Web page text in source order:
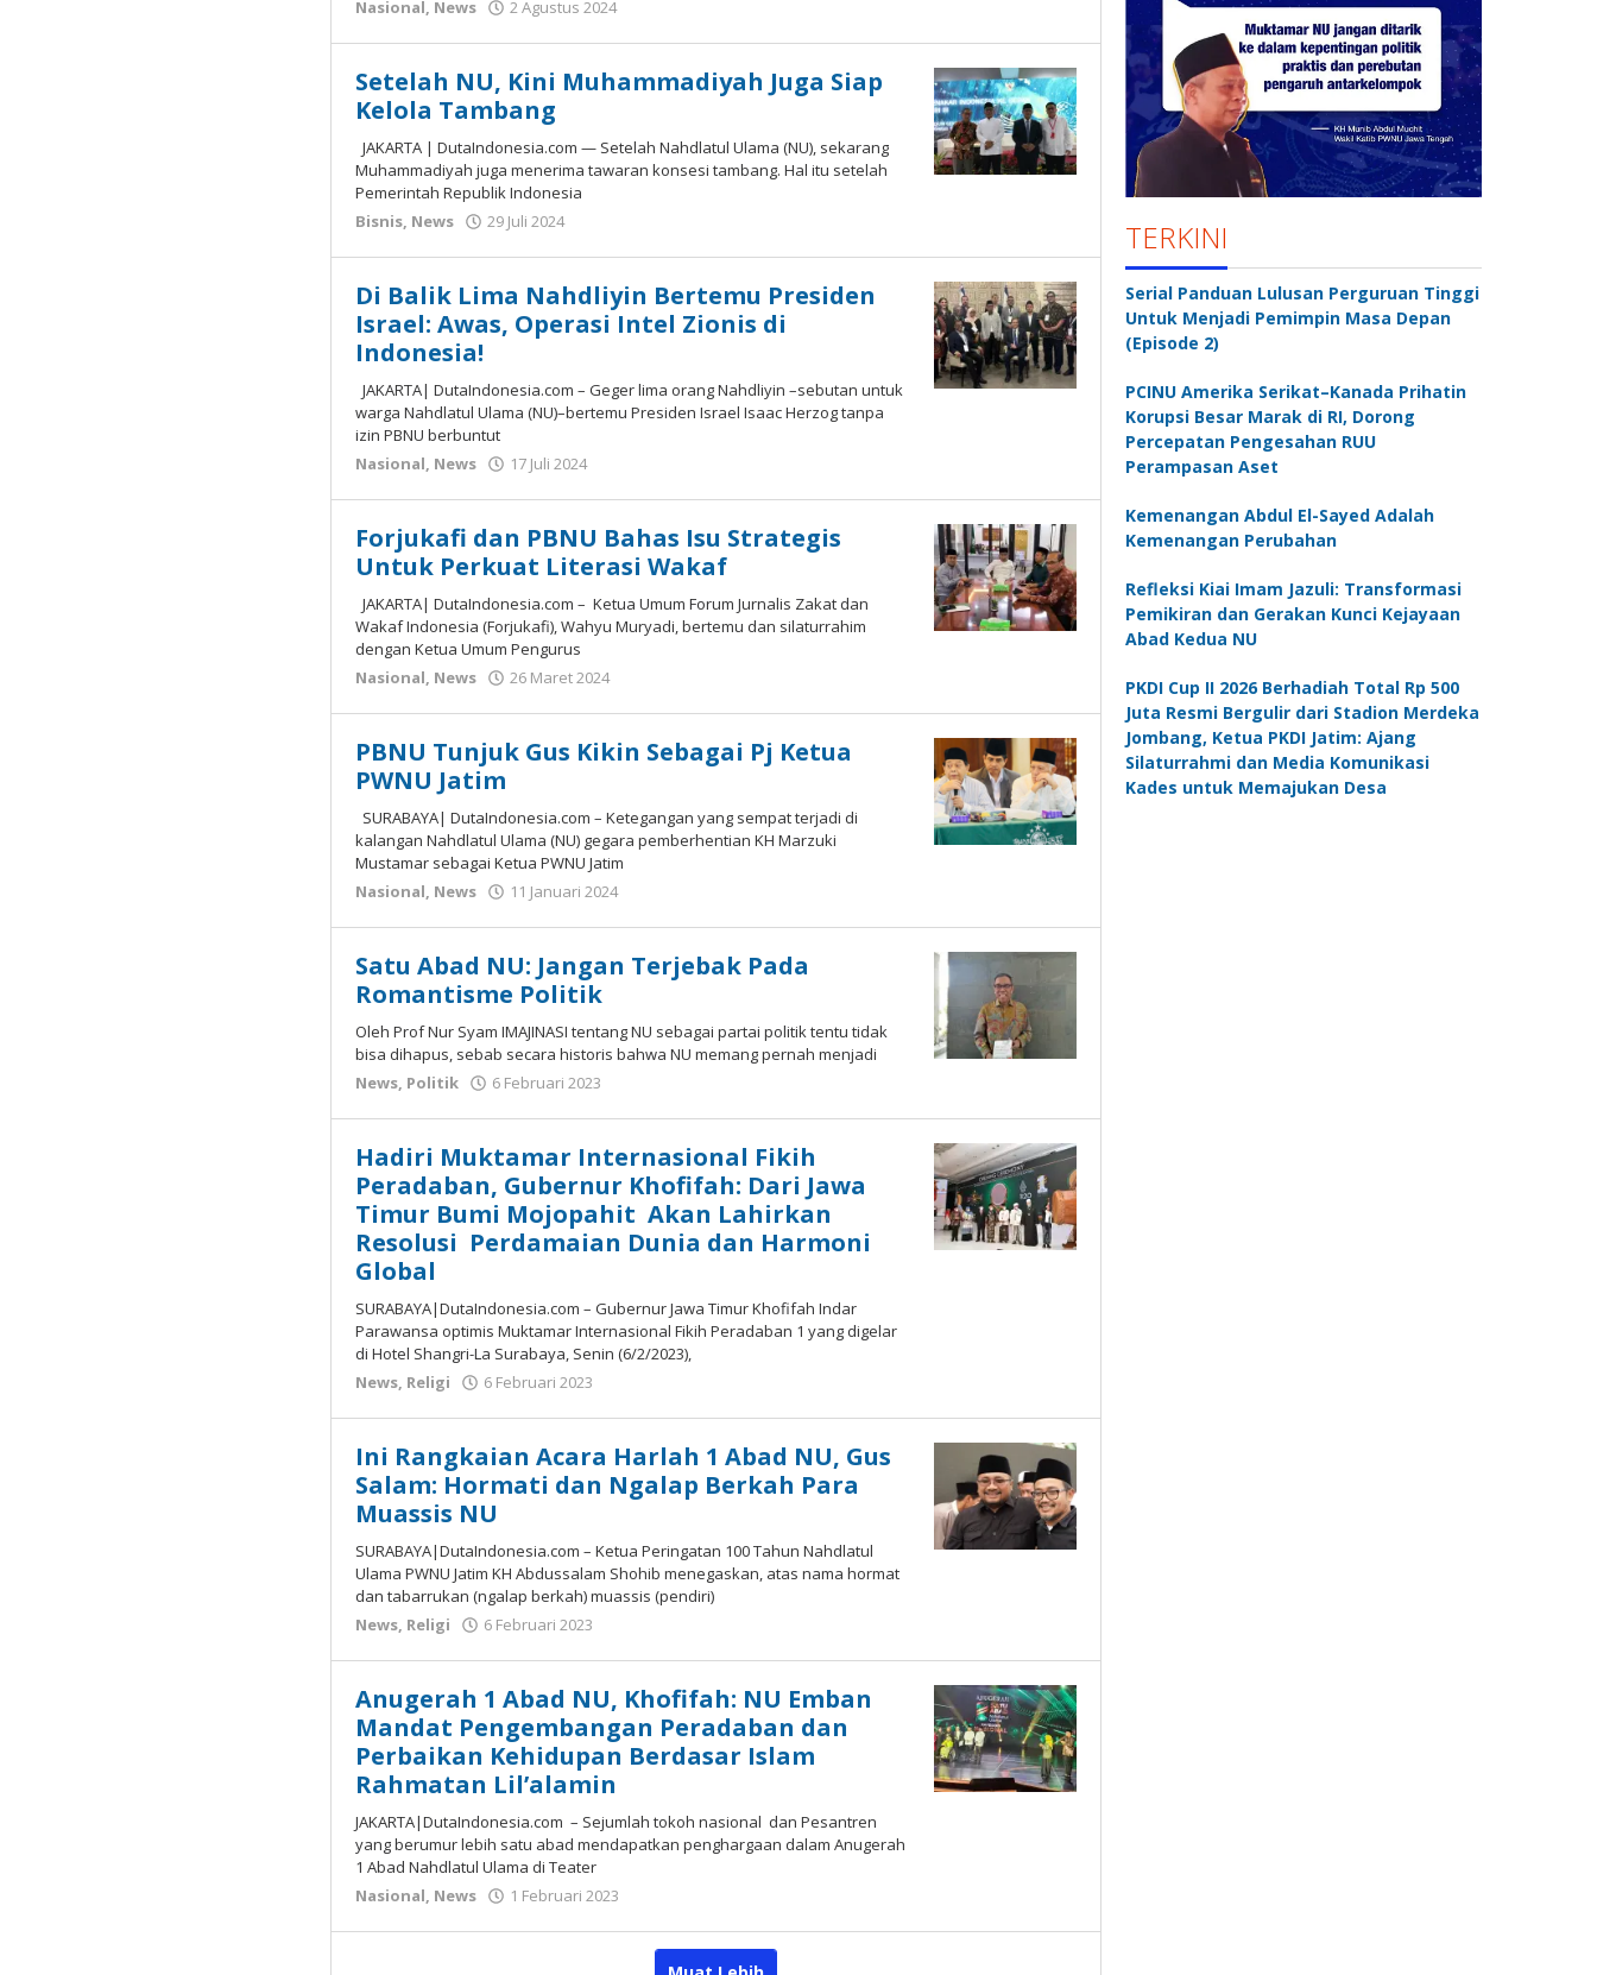
Nasional, News 2 Agustus 2024
Susanto
Setelah NU, Kini Muhammadiyah Juga Siap
Kelola Tambang
JAKARTA | DutaIndonesia.com — Setelah Nahdlatul Ulama (NU), sekarang
Muhammadiyah juga menerima tawaran konsesi tambang. Hal itu setelah
Pemerintah Republik Indonesia
Bisnis, News 29 Juli 2024
Susanto
Di Balik Lima Nahdliyin Bertemu Presiden
Israel: Awas, Operasi Intel Zionis di
Indonesia!
JAKARTA| DutaIndonesia.com – Geger lima orang Nahdliyin –sebutan untuk
warga Nahdlatul Ulama (NU)–bertemu Presiden Israel Isaac Herzog tanpa
izin PBNU berbuntut
Nasional, News 17 Juli 2024
Susanto
Forjukafi dan PBNU Bahas Isu Strategis
Untuk Perkuat Literasi Wakaf
JAKARTA| DutaIndonesia.com – Ketua Umum Forum Jurnalis Zakat dan
Wakaf Indonesia (Forjukafi), Wahyu Muryadi, bertemu dan silaturrahim
dengan Ketua Umum Pengurus
Nasional, News 26 Maret 2024
Susanto
PBNU Tunjuk Gus Kikin Sebagai Pj Ketua
PWNU Jatim
SURABAYA| DutaIndonesia.com – Ketegangan yang sempat terjadi di
kalangan Nahdlatul Ulama (NU) gegara pemberhentian KH Marzuki
Mustamar sebagai Ketua PWNU Jatim
Nasional, News 11 Januari 2024
Susanto
Satu Abad NU: Jangan Terjebak Pada
Romantisme Politik
Oleh Prof Nur Syam IMAJINASI tentang NU sebagai partai politik tentu tidak
bisa dihapus, sebab secara historis bahwa NU memang pernah menjadi
News, Politik 6 Februari 2023
Susanto
Hadiri Muktamar Internasional Fikih
Peradaban, Gubernur Khofifah: Dari Jawa
Timur Bumi Mojopahit Akan Lahirkan
Resolusi Perdamaian Dunia dan Harmoni
Global
SURABAYA|DutaIndonesia.com – Gubernur Jawa Timur Khofifah Indar
Parawansa optimis Muktamar Internasional Fikih Peradaban 1 yang digelar
di Hotel Shangri-La Surabaya, Senin (6/2/2023),
News, Religi 6 Februari 2023
Niswah
Ini Rangkaian Acara Harlah 1 Abad NU, Gus
Salam: Hormati dan Ngalap Berkah Para
Muassis NU
SURABAYA|DutaIndonesia.com – Ketua Peringatan 100 Tahun Nahdlatul
Ulama PWNU Jatim KH Abdussalam Shohib menegaskan, atas nama hormat
dan tabarrukan (ngalap berkah) muassis (pendiri)
News, Religi 6 Februari 2023
Niswah
Anugerah 1 Abad NU, Khofifah: NU Emban
Mandat Pengembangan Peradaban dan
Perbaikan Kehidupan Berdasar Islam
Rahmatan Lil’alamin
JAKARTA|DutaIndonesia.com – Sejumlah tokoh nasional dan Pesantren
yang berumur lebih satu abad mendapatkan penghargaan dalam Anugerah
1 Abad Nahdlatul Ulama di Teater
Nasional, News 1 Februari 2023
Susanto
TERKINI
Serial Panduan Lulusan Perguruan Tinggi
Untuk Menjadi Pemimpin Masa Depan
(Episode 2)
PCINU Amerika Serikat–Kanada Prihatin
Korupsi Besar Marak di RI, Dorong
Percepatan Pengesahan RUU
Perampasan Aset
Kemenangan Abdul El-Sayed Adalah
Kemenangan Perubahan
Refleksi Kiai Imam Jazuli: Transformasi
Pemikiran dan Gerakan Kunci Kejayaan
Abad Kedua NU
PKDI Cup II 2026 Berhadiah Total Rp 500
Juta Resmi Bergulir dari Stadion Merdeka
Jombang, Ketua PKDI Jatim: Ajang
Silaturrahmi dan Media Komunikasi
Kades untuk Memajukan Desa